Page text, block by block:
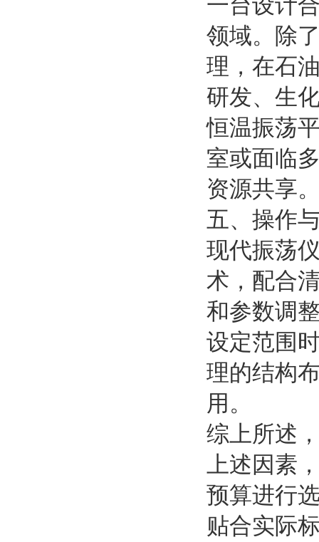
领域。除
理，在石
研发、生
恒温振荡
室或面临
资源共享
五、操作
现代振荡
术，配合
和参数调
设定范围
理的结构
用。
综上所述
上述因素
预算进行
贴合实际